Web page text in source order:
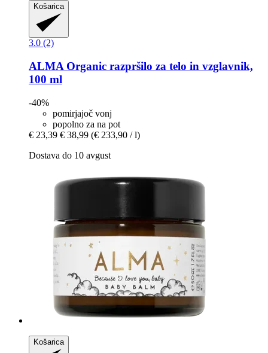
Košarica
3.0 (2)
ALMA Organic razpršilo za telo in vzglavnik,
100 ml
-40%
pomirjajoč vonj
popolno za na pot
€ 23,39 € 38,99 (€ 233,90 / l)
Dostava do 10 avgust
Košarica